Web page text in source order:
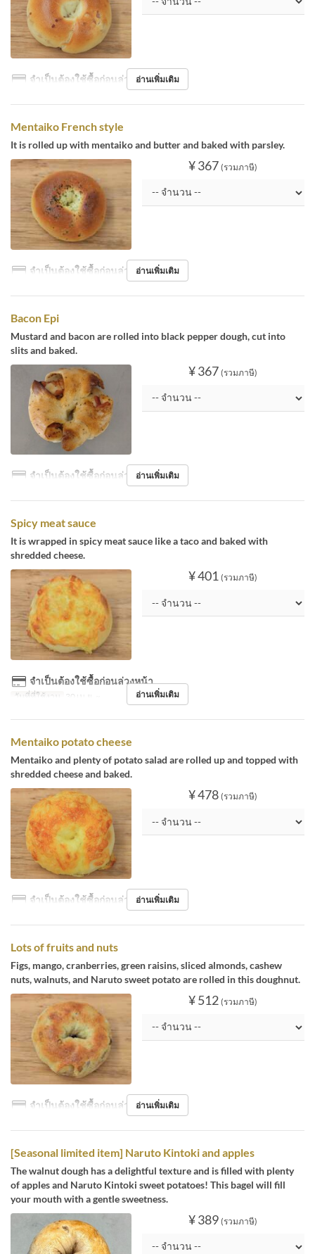
จำเป็นต้องใช้ซื้อก่อนล่วงหน้าอ่านเพิ่มเติม
Mentaiko French style
It is rolled up with mentaiko and butter and baked with parsley.
¥ 367 (รวมภาษี)
จำเป็นต้องใช้ซื้อก่อนล่วงหน้าอ่านเพิ่มเติม
Bacon Epi
Mustard and bacon are rolled into black pepper dough, cut into
slits and baked.
¥ 367 (รวมภาษี)
จำเป็นต้องใช้ซื้อก่อนล่วงหน้าอ่านเพิ่มเติม
Spicy meat sauce
It is wrapped in spicy meat sauce like a taco and baked with
shredded cheese.
¥ 401 (รวมภาษี)
จำเป็นต้องใช้ซื้อก่อนล่วงหน้า
วันที่ที่ใช้งาน 30 เม.ย. ~ อ่านเพิ่มเติม
Mentaiko potato cheese
Mentaiko and plenty of potato salad are rolled up and topped with
shredded cheese and baked.
¥ 478 (รวมภาษี)
จำเป็นต้องใช้ซื้อก่อนล่วงหน้าอ่านเพิ่มเติม
Lots of fruits and nuts
Figs, mango, cranberries, green raisins, sliced almonds, cashew
nuts, walnuts, and Naruto sweet potato are rolled in this doughnut.
¥ 512 (รวมภาษี)
จำเป็นต้องใช้ซื้อก่อนล่วงหน้าอ่านเพิ่มเติม
[Seasonal limited item] Naruto Kintoki and apples
The walnut dough has a delightful texture and is filled with plenty
of apples and Naruto Kintoki sweet potatoes! This bagel will fill
your mouth with a gentle sweetness.
¥ 389 (รวมภาษี)